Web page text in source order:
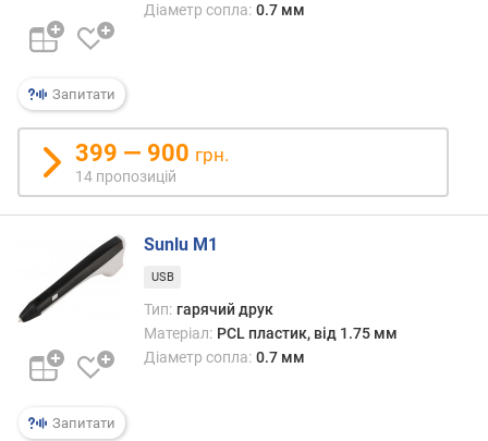
Запитати
Діаметр сопла: 0.7 мм
399 — 900 грн.
14 пропозицій
Запитати
Sunlu M1
USB
Тип: гарячий друк
Матеріал: PCL пластик, від 1.75 мм
Діаметр сопла: 0.7 мм